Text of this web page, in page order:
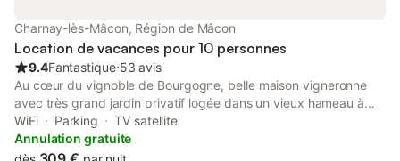
Charnay-lès-Mâcon, Région de Mâcon
Location de vacances pour 10 personnes
9.4Fantastique⋅53 avis
Au cœur du vignoble de Bourgogne, belle maison vigneronne
avec très grand jardin privatif logée dans un vieux hameau à
proximité de la voie verte de Macon à Cluny. Idéalement située
entre Beaune et Lyon (40 min). A 1h30 du Leman et de Genève.
Cette belle maison bourguignone vous enchantera avec son
WiFi Parking
TV satellite
Annulation gratuite